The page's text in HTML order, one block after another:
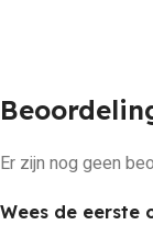
Er zijn nog geen
Wees de eerste